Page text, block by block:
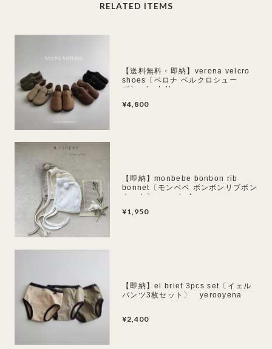
RELATED ITEMS
【送料無料・即納】verona velcro
shoes〔ベロナ ベルクロシュー
ズ〕 lastella
¥4,800
【即納】monbebe bonbon rib
bonnet〔モンベベ ボンボンリブボン
ネット〕 monbebe
¥1,950
【即納】el brief 3pcs set〔イェル
パンツ3枚セット〕 yerooyena
¥2,400